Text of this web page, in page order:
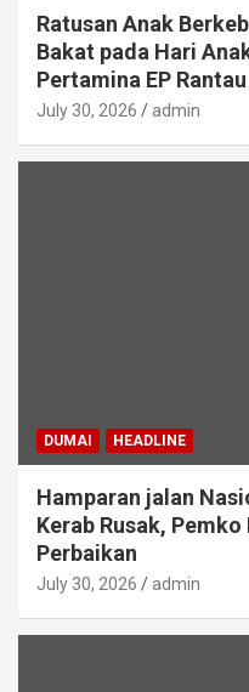
Ratusan Anak
Bakat pada Hari
Pertamina EP
July 30, 2026 admin
DUMAI HEADLINE
Hamparan jalan
Kerab Rusak,
Perbaikan
July 30, 2026 admin